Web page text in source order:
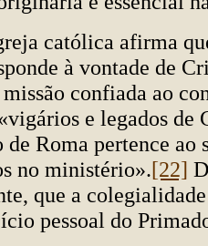
católica afirma
à vontade de
confiada ao
e legados de
Roma pertence ao
no ministério».[22]
que a
pessoal do